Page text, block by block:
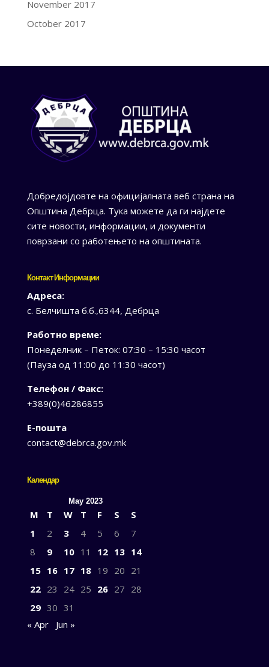
November 2017
October 2017
Добредојдовте на официјалната веб страна на
Општина Дебрца. Тука можете да ги најдете
сите новости, информации, и документи
поврзани со работењето на општината.
Контакт Информации
Адреса:
с. Белчишта б.б.,6344, Дебрца
Работно време:
Понеделник – Петок: 07:30 – 15:30 часот
(Пауза од 11:00 до 11:30 часот)
Телефон / Факс:
+389(0)46286855
Е-пошта
contact@debrca.gov.mk
Календар
May 2023
M T W T F S
S
1
2 3 4 5 6
7
8
9 10 11 12 13 14
15 16 17 18 19 20 21
22 23 24 25 26 27 28
29 30 31
« Apr
Jun »